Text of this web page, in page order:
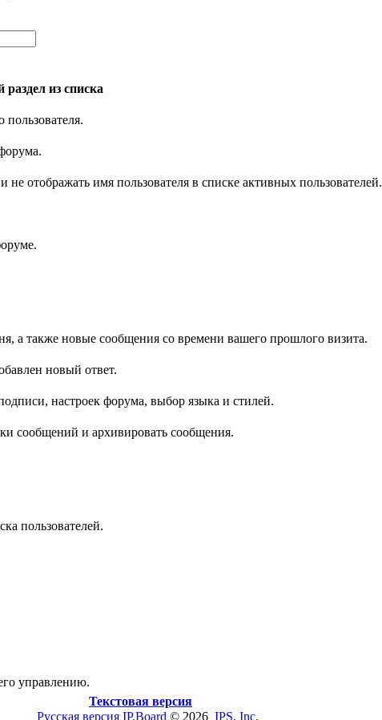
из списка
пользователя.
отображать имя пользователя в списке активных пользователей.
а также новые сообщения со времени вашего прошлого визита.
новый ответ.
настроек форума, выбор языка и стилей.
сообщений и архивировать сообщения.
пользователей.
управлению.
Текстовая версия
Русская версия IP.Board © 2026 IPS, Inc.